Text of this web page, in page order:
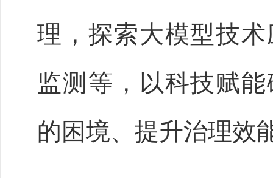
理，探索大模型技
监测等，以科技赋
的困境、提升治理效